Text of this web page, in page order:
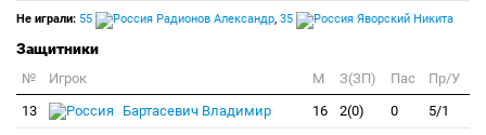
Не играли: 55 Радионов Александр, 35 Яворский Никита
Защитники
№ Игрок M З(ЗП) Пас
Пр/У
13
Бартасевич Владимир 16 2(0) 0 5/1